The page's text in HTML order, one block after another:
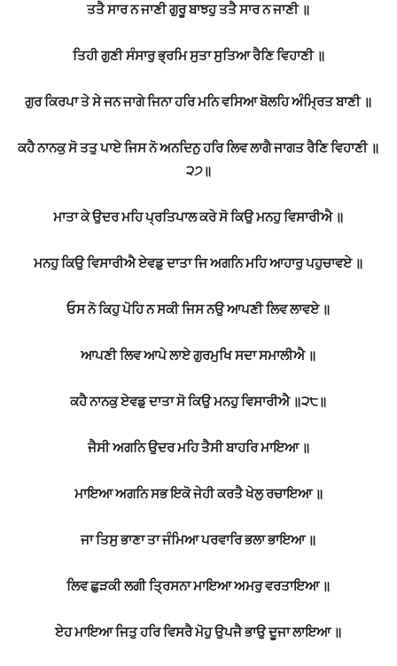
ਤਤੈ ਸਾਰ ਨ ਜਾਣੀ ਗੁਰੂ ਬਾਝਹੁ ਤਤੈ ਸਾਰ ਨ ਜਾਣੀ ॥
ਤਿਹੀ ਗੁਣੀ ਸੰਸਾਰੁ ਭ੍ਰਮਿ ਸੁਤਾ ਸੁਤਿਆ ਰੈਣਿ ਵਿਹਾਣੀ ॥
ਗੁਰ ਕਿਰਪਾ ਤੇ ਸੇ ਜਨ ਜਾਗੇ ਜਿਨਾ ਹਰਿ ਮਨਿ ਵਸਿਆ ਬੋਲਹਿ ਅੰਮ੍ਰਿਤ ਬਾਣੀ ॥
ਕਹੈ ਨਾਨਕੁ ਸੋ ਤਤੁ ਪਾਏ ਜਿਸ ਨੋ ਅਨਦਿਨੁ ਹਰਿ ਲਿਵ ਲਾਗੈ ਜਾਗਤ ਰੈਣਿ ਵਿਹਾਣੀ ॥
੨੭॥
ਮਾਤਾ ਕੇ ਉਦਰ ਮਹਿ ਪ੍ਰਤਿਪਾਲ ਕਰੇ ਸੋ ਕਿਉ ਮਨਹੁ ਵਿਸਾਰੀਐ ॥
ਮਨਹੁ ਕਿਉ ਵਿਸਾਰੀਐ ਏਵਡੁ ਦਾਤਾ ਜਿ ਅਗਨਿ ਮਹਿ ਆਹਾਰੁ ਪਹੁਚਾਵਏ ॥
ਓਸ ਨੋ ਕਿਹੁ ਪੋਹਿ ਨ ਸਕੀ ਜਿਸ ਨਉ ਆਪਣੀ ਲਿਵ ਲਾਵਏ ॥
ਆਪਣੀ ਲਿਵ ਆਪੇ ਲਾਏ ਗੁਰਮੁਖਿ ਸਦਾ ਸਮਾਲੀਐ ॥
ਕਹੈ ਨਾਨਕੁ ਏਵਡੁ ਦਾਤਾ ਸੋ ਕਿਉ ਮਨਹੁ ਵਿਸਾਰੀਐ ॥੨੮॥
ਜੈਸੀ ਅਗਨਿ ਉਦਰ ਮਹਿ ਤੈਸੀ ਬਾਹਰਿ ਮਾਇਆ ॥
ਮਾਇਆ ਅਗਨਿ ਸਭ ਇਕੋ ਜੇਹੀ ਕਰਤੈ ਖੇਲੁ ਰਚਾਇਆ ॥
ਜਾ ਤਿਸੁ ਭਾਣਾ ਤਾ ਜੰਮਿਆ ਪਰਵਾਰਿ ਭਲਾ ਭਾਇਆ ॥
ਲਿਵ ਛੁੜਕੀ ਲਗੀ ਤ੍ਰਿਸਨਾ ਮਾਇਆ ਅਮਰੁ ਵਰਤਾਇਆ ॥
ਏਹ ਮਾਇਆ ਜਿਤੁ ਹਰਿ ਵਿਸਰੈ ਮੋਹੁ ਉਪਜੈ ਭਾਉ ਦੂਜਾ ਲਾਇਆ ॥